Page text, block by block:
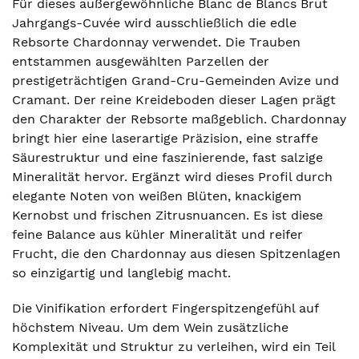
Für dieses außergewöhnliche Blanc de Blancs Brut
Jahrgangs-Cuvée wird ausschließlich die edle
Rebsorte Chardonnay verwendet. Die Trauben
entstammen ausgewählten Parzellen der
prestigeträchtigen Grand-Cru-Gemeinden Avize und
Cramant. Der reine Kreideboden dieser Lagen prägt
den Charakter der Rebsorte maßgeblich. Chardonnay
bringt hier eine laserartige Präzision, eine straffe
Säurestruktur und eine faszinierende, fast salzige
Mineralität hervor. Ergänzt wird dieses Profil durch
elegante Noten von weißen Blüten, knackigem
Kernobst und frischen Zitrusnuancen. Es ist diese
feine Balance aus kühler Mineralität und reifer
Frucht, die den Chardonnay aus diesen Spitzenlagen
so einzigartig und langlebig macht.
Die Vinifikation erfordert Fingerspitzengefühl auf
höchstem Niveau. Um dem Wein zusätzliche
Komplexität und Struktur zu verleihen, wird ein Teil